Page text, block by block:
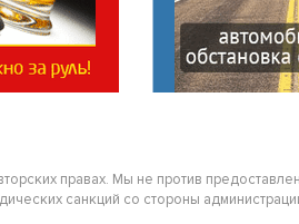
правах. Мы не против
санкций со стороны